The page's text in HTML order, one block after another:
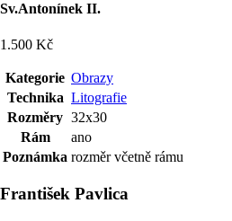
Sv.Antonínek II.
1.500 Kč
Kategorie Obrazy
Technika Litografie
Rozměry 32x30
Rám
ano
Poznámka rozměr včetně rámu
František Pavlica